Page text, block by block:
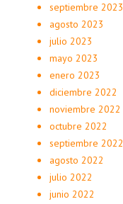
septiembre 2023
agosto 2023
julio 2023
mayo 2023
enero 2023
diciembre 2022
noviembre 2022
octubre 2022
septiembre 2022
agosto 2022
julio 2022
junio 2022